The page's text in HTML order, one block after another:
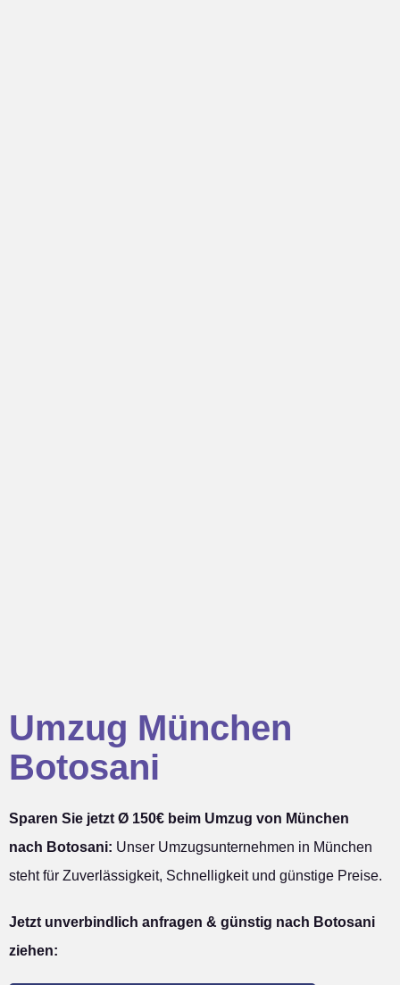
Umzug München
Botosani
Sparen Sie jetzt Ø 150€ beim Umzug von München
nach Botosani: Unser Umzugsunternehmen in München
steht für Zuverlässigkeit, Schnelligkeit und günstige Preise.
Jetzt unverbindlich anfragen & günstig nach Botosani
ziehen: